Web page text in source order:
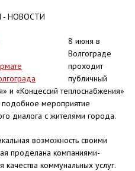
НОВОСТИ
8 июня в
Волгограде
проходит
публичный
и «Концессий теплоснабжения»
мероприятие
диалога с жителями города.
возможность своими
проделана компаниями-
коммунальных услуг.